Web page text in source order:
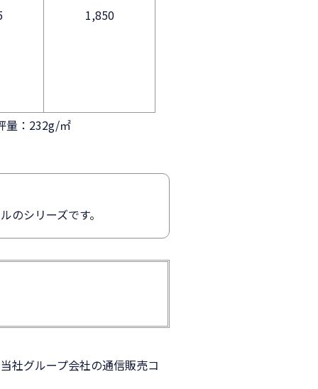
1,850
：232g/㎡
シリーズです。
社グループ会社の通信販売コ